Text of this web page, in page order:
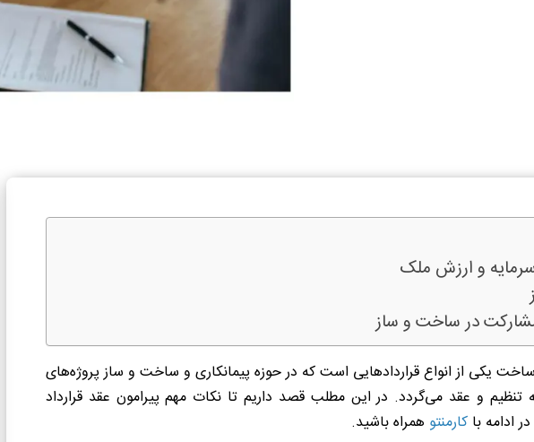
و ارزش ملک
در ساخت و ساز
یکی از انواع قراردادهایی است که در حوزه پیمانکاری و ساخت و ساز پروژه‌های
و عقد می‌گردد. در این مطلب قصد داریم تا نکات مهم پیرامون عقد قرارداد
ادامه با کارمنتو همراه باشید.